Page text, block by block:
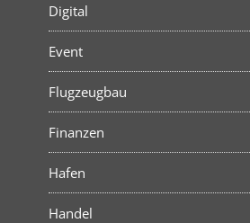
Digital
Event
Flugzeugbau
Finanzen
Hafen
Handel